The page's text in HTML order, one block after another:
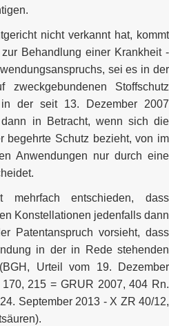
nicht verkannt hat, kommt
Behandlung einer Krankheit -
sei es in der
Stoffschutz
der seit 13. Dezember 2007
in Betracht, wenn sich die
begehrte Schutz bezieht, von im
Anwendungen nur durch eine
entschieden, dass
Konstellationen jedenfalls dann
Patentanspruch vorsieht, dass
in der in Rede stehenden
Urteil vom 19. Dezember
215 = GRUR 2007, 404 Rn.
September 2013 - X ZR 40/12,